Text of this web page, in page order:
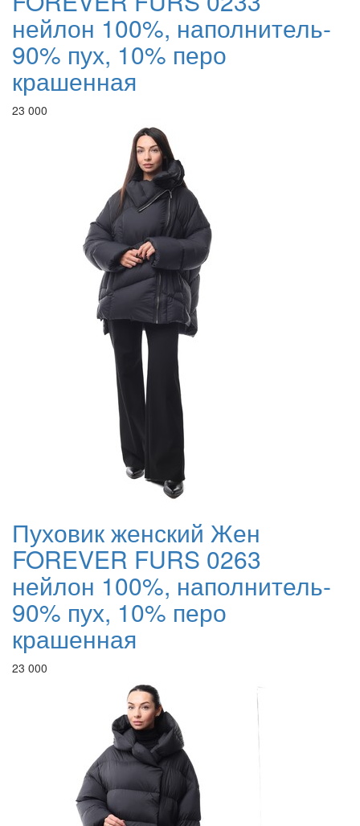
нейлон 100%, наполнитель-
90% пух, 10% перо
крашенная
23 000
Пуховик женский Жен
FOREVER FURS 0263
нейлон 100%, наполнитель-
90% пух, 10% перо
крашенная
23 000